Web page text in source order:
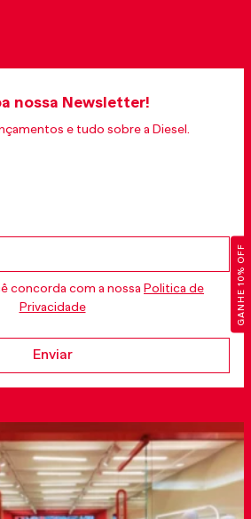
GANHE 10% OFF
nossa Newsletter!
e tudo sobre a Diesel.
concorda com a nossa Politica de
Privacidade
Enviar